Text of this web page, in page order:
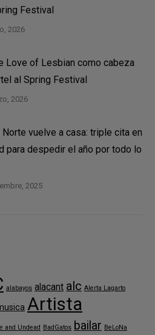
Festival
2026
Love of Lesbian como cabeza
al Spring Festival
2026
Norte vuelve a casa: triple cita en
para despedir el año por todo lo
2025
alabayos alacant alc Alerta Lagarto
Artista
and Undead BadGatos bailar BeLoNa